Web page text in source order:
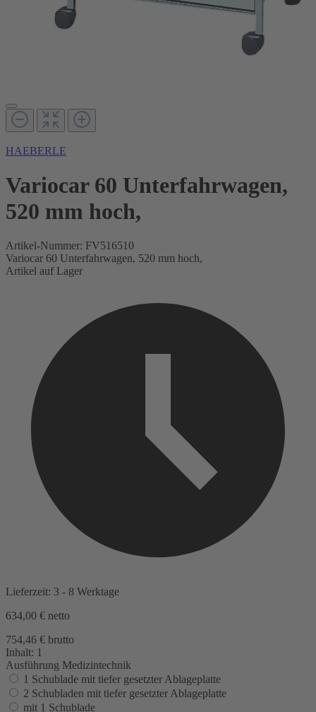
HAEBERLE
Variocar 60 Unterfahrwagen,
520 mm hoch,
Artikel-Nummer: FV516510
Variocar 60 Unterfahrwagen, 520 mm hoch,
Artikel auf Lager
Lieferzeit: 3 - 8 Werktage
634,00 € netto
754,46 € brutto
Inhalt: 1
Ausführung Medizintechnik
1 Schublade mit tiefer gesetzter Ablageplatte
2 Schubladen mit tiefer gesetzter Ablageplatte
mit 1 Schublade